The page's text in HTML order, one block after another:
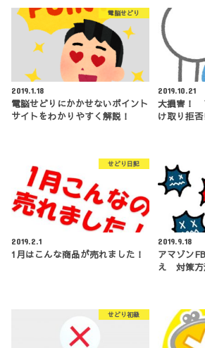
電脳せどり
2019.1.18
電脳せどりにかかせないポイント
サイトをわかりやすく解説！
2019.10.21
大損害！
け取り拒
せどり日記
2019.2.1
1月はこんな商品が売れました！
2019.9.18
アマゾン
え 対策
せどり初級